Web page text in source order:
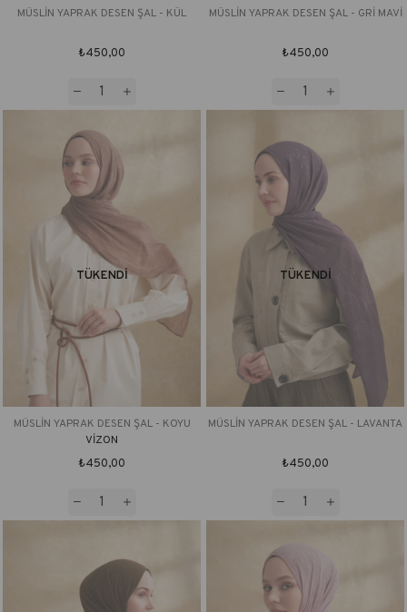
MÜSLİN YAPRAK DESEN ŞAL - KÜL
₺450,00
MÜSLİN YAPRAK DESEN ŞAL - GRİ MAVİ
₺450,00
TÜKENDI
MÜSLİN YAPRAK DESEN ŞAL - KOYU
VİZON
₺450,00
TÜKENDI
MÜSLİN YAPRAK DESEN ŞAL - LAVANTA
₺450,00